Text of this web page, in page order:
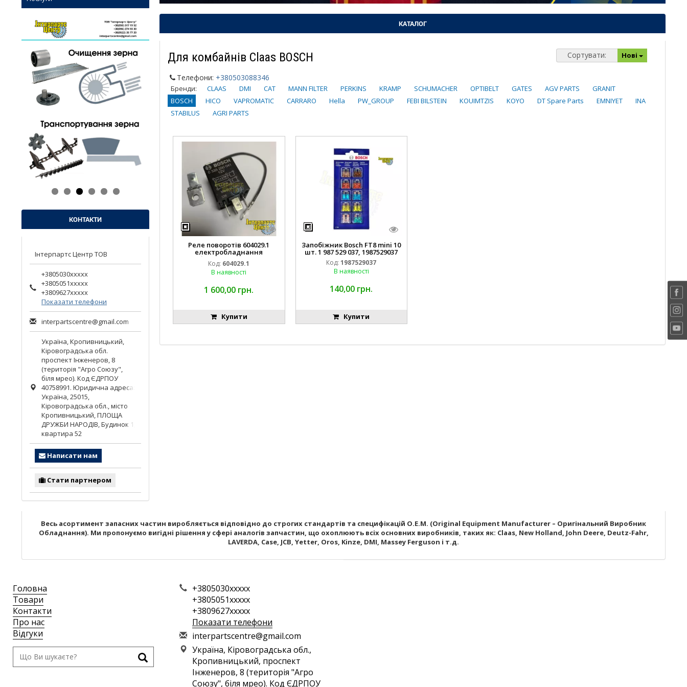
КАТАЛОГ
Для комбайнів Claas BOSCH Сортувати: Нові
Телефони: +380503088346
Бренди: CLAAS DMI CAT MANN FILTER PERKINS KRAMP SCHUMACHER OPTIBELT GATES AGV PARTS
GRANIT
BOSCH
HICO VAPROMATIC CARRARO Hella PW_GROUP FEBI BILSTEIN KOUIMTZIS KOYO DT Spare Parts EMNIYET
INA
STABILUS
AGRI PARTS
Реле поворотів 604029.1
електробладнання
комбайна підходить для
Claas (BOSCH)
Код: 604029.1
В наявності
1 600,00 грн.
Купити
Запобіжник Bosch FT8 mini 10
шт. 1 987 529 037, 1987529037
Код: 1987529037
В наявності
140,00 грн.
Купити
КОНТАКТИ
Інтерпартс Центр ТОВ
+3805030xxxxx
+3805051xxxxx
+3809627xxxxx
Показати телефони
interpartscentre@gmail.com
Україна, Кропивницький
Кіровоградська обл.
проспект Інженеров, 8
(територія "Агро Союзу",
біля мрео). Код ЄДРПОУ
40758991. Юридична адреса:
Україна, 25015,
Кіровоградська обл., місто
Кропивницький, ПЛОЩА
ДРУЖБИ НАРОДІВ, Будинок 1,
квартира 52
Написати нам
Стати партнером
Весь асортимент запасних частин виробляється відповідно до строгих стандартів та специфікацій O.E.M. (Original Equipment Manufacturer – Оригінальний Виробник
Обладнання). Ми пропонуємо вигідні рішення у сфері аналогів запчастин, що охоплюють всіх основних виробників, таких як: Claas, New Holland, John Deere, Deutz-Fahr,
LAVERDA, Case, JCB, Yetter, Oros, Kinze, DMI, Massey Ferguson і т.д.
Головна
Товари
Контакти
Про нас
Відгуки
+3805030xxxxx
+3805051xxxxx
+3809627xxxxx
Показати телефони
interpartscentre@gmail.com
Україна, Кіровоградська обл.,
Кропивницький, проспект
Інженеров, 8 (територія "Агро
Союзу", біля мрео). Код ЄДРПОУ